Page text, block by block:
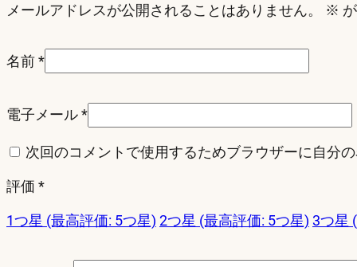
メールアドレスが公開されることはありません。 ※
名前*
電子メール*
次回のコメントで使用するためブラウザーに自分
評価 *
1つ星 (最高評価: 5つ星) 2つ星 (最高評価: 5つ星) 3つ星